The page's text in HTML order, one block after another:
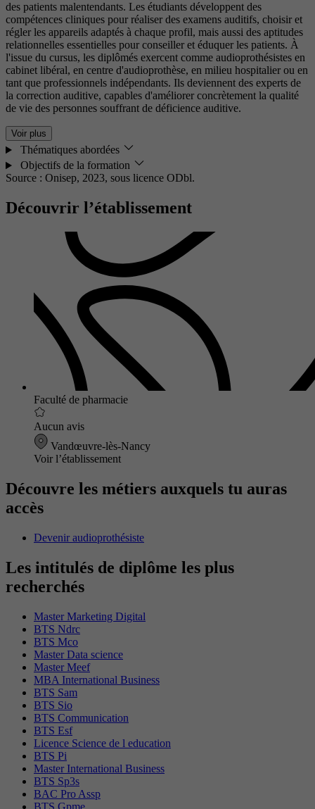
des patients malentendants. Les étudiants développent des
compétences cliniques pour réaliser des examens auditifs, choisir et
régler les appareils adaptés à chaque profil, mais aussi des aptitudes
relationnelles essentielles pour conseiller et éduquer les patients. À
l'issue du cursus, les diplômés exercent comme audioprothésistes en
cabinet libéral, en centre d'audioprothèse, en milieu hospitalier ou en
tant que professionnels indépendants. Ils deviennent des experts de
la correction auditive, capables d'améliorer concrètement la qualité
de vie des personnes souffrant de déficience auditive.
Voir plus
Thématiques abordées
Objectifs de la formation
Source : Onisep, 2023, sous licence ODbl.
Découvrir l’établissement
Faculté de pharmacie
Aucun avis
Vandœuvre-lès-Nancy
Voir l’établissement
Découvre les métiers auxquels tu auras
accès
Devenir audioprothésiste
Les intitulés de diplôme les plus
recherchés
Master Marketing Digital
BTS Ndrc
BTS Mco
Master Data science
Master Meef
MBA International Business
BTS Sam
BTS Sio
BTS Communication
BTS Esf
Licence Science de l education
BTS Pi
Master International Business
BTS Sp3s
BAC Pro Assp
BTS Gpme